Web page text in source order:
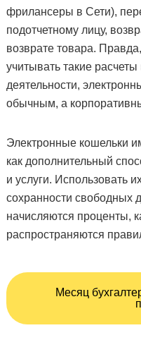
фрилансеры в Сети),
подотчетному лицу,
возврате товара.
учитывать такие
деятельности,
обычным, а
Электронные кошельки
как дополнительный
и услуги. Использовать
сохранности свободных
начисляются проценты,
распространяются
Месяц